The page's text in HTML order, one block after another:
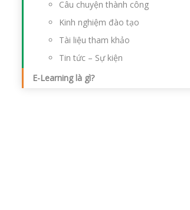
Câu chuyện thành công
Kinh nghiệm đào tạo
Tài liệu tham khảo
Tin tức – Sự kiện
E-Learning là gì?